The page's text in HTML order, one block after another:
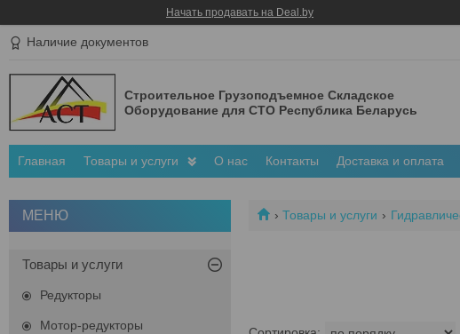
Начать продавать на Deal.by
Наличие документов
Строительное Грузоподъемное Складское
Оборудование для СТО Республика Беларусь
Главная Товары и услуги О нас Контакты Доставка и оплата
Товары и услуги
Товары и услуги
Редукторы
Мотор-редукторы